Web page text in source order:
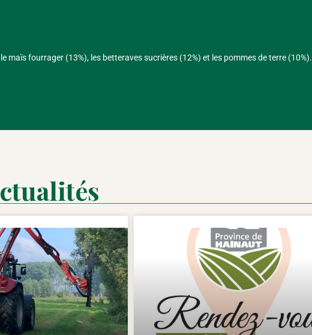
maïs fourrager (13%), les betteraves sucrières (12%) et les pommes de terre (10%).